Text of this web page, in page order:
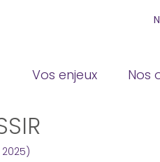
Vos enjeux Nos
: GUIDE